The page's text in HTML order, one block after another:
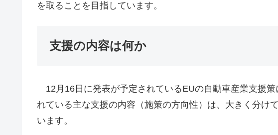
を取ることを目指しています。
支援の内容は何か
12月16日に発表が予定されているEUの自動車産業支援
れている主な支援の内容（施策の方向性）は、大きく分け
います。